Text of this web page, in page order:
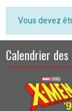
Vous devez
Calendrier